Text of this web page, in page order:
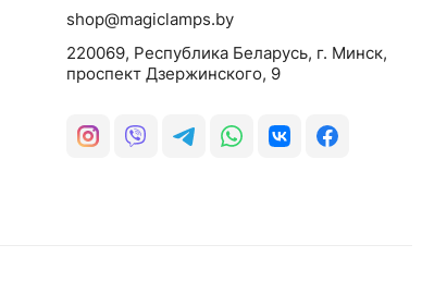
shop@magiclamps.by
220069, Республика Беларусь, г. Минск,
проспект Дзержинского, 9